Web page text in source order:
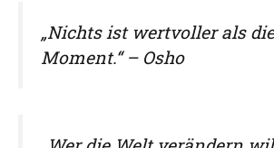
„Nichts ist wertvoller als
Moment.“ – Osho